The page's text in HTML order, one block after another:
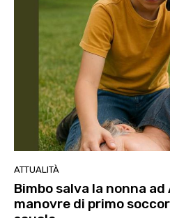
ATTUALITÀ
Bimbo salva la nonna
manovre di primo